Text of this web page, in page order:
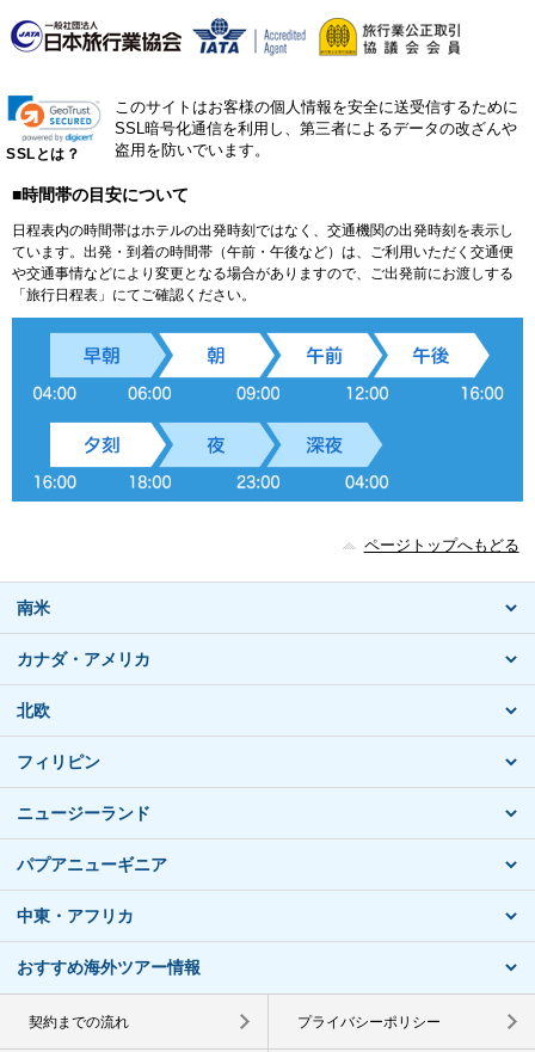
SSLとは？
このサイトはお客様の個人情報を安全に送受信するために
SSL暗号化通信を利用し、第三者によるデータの改ざんや
盗用を防いでいます。
■時間帯の目安について
日程表内の時間帯はホテルの出発時刻ではなく、交通機関の出発時刻を表示し
ています。出発・到着の時間帯（午前・午後など）は、ご利用いただく交通便
や交通事情などにより変更となる場合がありますので、ご出発前にお渡しする
「旅行日程表」にてご確認ください。
ページトップへもどる
南米
カナダ・アメリカ
北欧
フィリピン
ニュージーランド
パプアニューギニア
中東・アフリカ
おすすめ海外ツアー情報
契約までの流れ プライバシーポリシー